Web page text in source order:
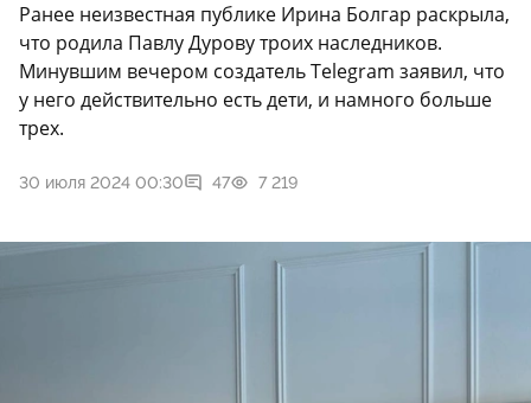
Ранее неизвестная публике Ирина Болгар раскрыла,
что родила Павлу Дурову троих наследников.
Минувшим вечером создатель Telegram заявил, что
у него действительно есть дети, и намного больше
трех.
30 июля 2024 00:30 47 7 219